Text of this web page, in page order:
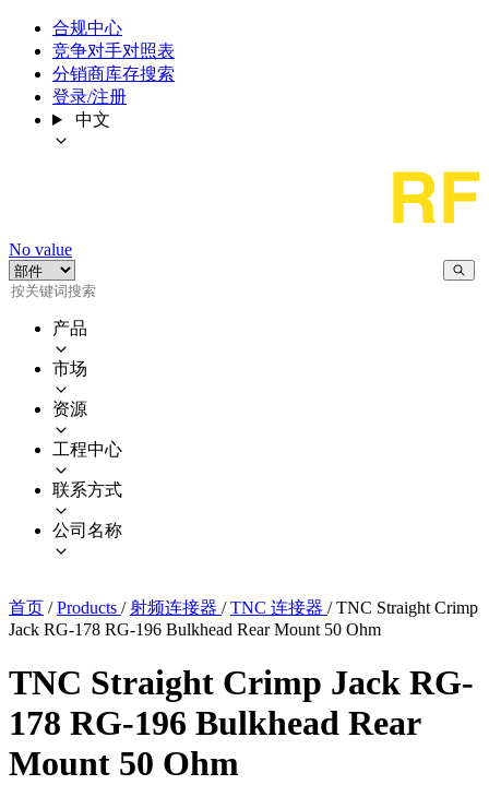
合规中心
竞争对手对照表
分销商库存搜索
登录/注册
中文
No value
产品
市场
资源
工程中心
联系方式
公司名称
首页 / Products / 射频连接器 / TNC 连接器 / TNC Straight Crimp
Jack RG-178 RG-196 Bulkhead Rear Mount 50 Ohm
TNC Straight Crimp Jack RG-
178 RG-196 Bulkhead Rear
Mount 50 Ohm